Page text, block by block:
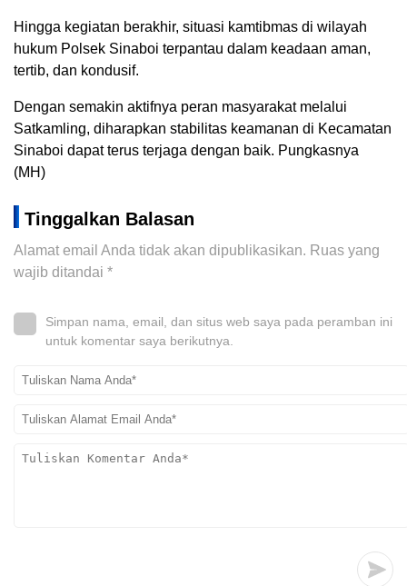
Hingga kegiatan berakhir, situasi kamtibmas di wilayah
hukum Polsek Sinaboi terpantau dalam keadaan aman,
tertib, dan kondusif.
Dengan semakin aktifnya peran masyarakat melalui
Satkamling, diharapkan stabilitas keamanan di Kecamatan
Sinaboi dapat terus terjaga dengan baik. Pungkasnya
(MH)
Tinggalkan Balasan
Alamat email Anda tidak akan dipublikasikan. Ruas yang
wajib ditandai *
Simpan nama, email, dan situs web saya pada peramban ini
untuk komentar saya berikutnya.